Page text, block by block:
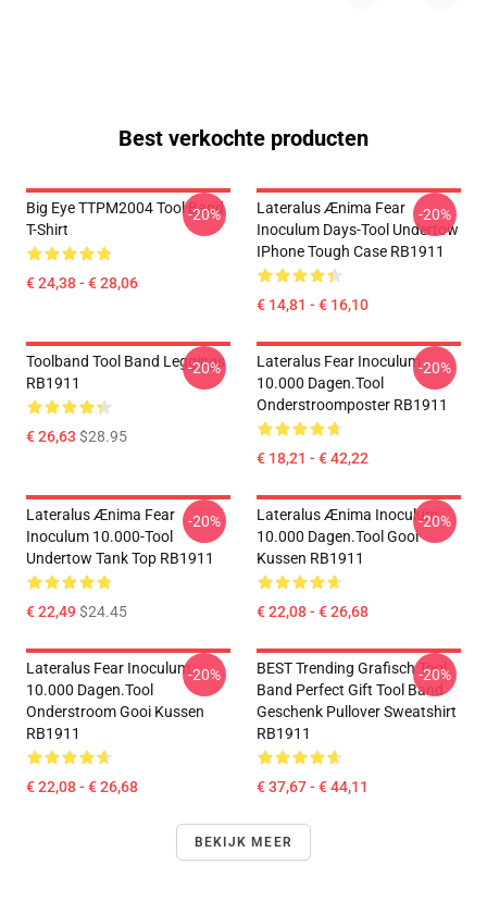
Best verkochte producten
Big Eye TTPM2004 Tool Band
T-Shirt
€ 24,38 - € 28,06
-20%
Lateralus Ænima Fear
Inoculum Days-Tool Undertow
IPhone Tough Case RB1911
€ 14,81 - € 16,10
-20%
Toolband Tool Band Leggings
RB1911
€ 26,63 $28.95
-20%
Lateralus Fear Inoculum
10.000 Dagen.tool
Onderstroomposter RB1911
€ 18,21 - € 42,22
-20%
Lateralus Ænima Fear
Inoculum 10.000-Tool
Undertow Tank Top RB1911
€ 22,49$24.45
-20%
Lateralus Ænima Inoculum
10.000 Dagen.tool Gooi
Kussen RB1911
€ 22,08 - € 26,68
-20%
Lateralus Fear Inoculum
10.000 Dagen.tool
Onderstroom Gooi Kussen
RB1911
€ 22,08 - € 26,68
-20%
BEST Trending Grafisch Tool
Band Perfect Gift Tool Band
Geschenk Pullover Sweatshirt
RB1911
€ 37,67 - € 44,11
-20%
BEKIJK MEER